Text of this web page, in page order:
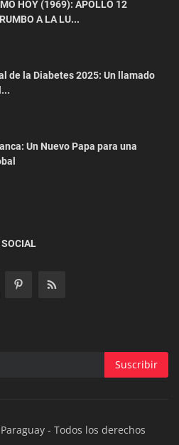
de los combustibles:
HOY (1969): APOLLO 12
A LA LU...
de la Diabetes 2025: Un llamado
Un Nuevo Papa para una
Suscribir
- Todos los derechos